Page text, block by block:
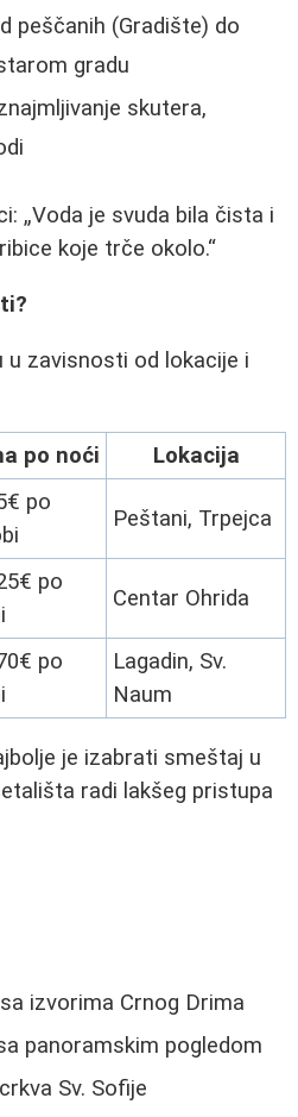
peščanih (Gradište) do
gradu
skutera,
Voda je svuda bila čista i
koje trče okolo.
u zavisnosti od lokacije i
po noći
Lokacija
po
Peštani, Trpejca
po
Centar Ohrida
po
Lagadin, Sv.
Naum
je izabrati smeštaj u
radi lakšeg pristupa
izvorima Crnog Drima
panoramskim pogledom
Sv. Sofije